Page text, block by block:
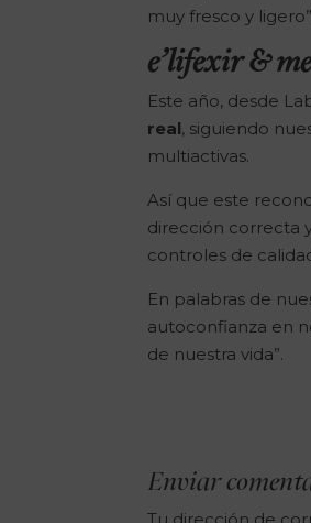
muy fresco y
e’lifexir &
Este año, desde
real, siguiendo
multiactivas.
Así que este
dirección correcta
controles de
En palabras de
autoconfianza en
de nuestra vida”.
Enviar
Tu dirección de